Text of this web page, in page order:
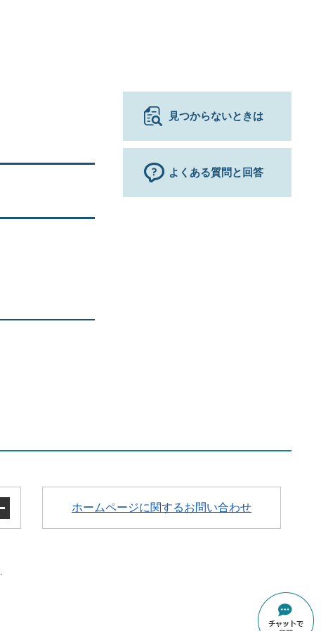
見つからないときは
よくある質問と回答
ホームページに関するお問い合わせ